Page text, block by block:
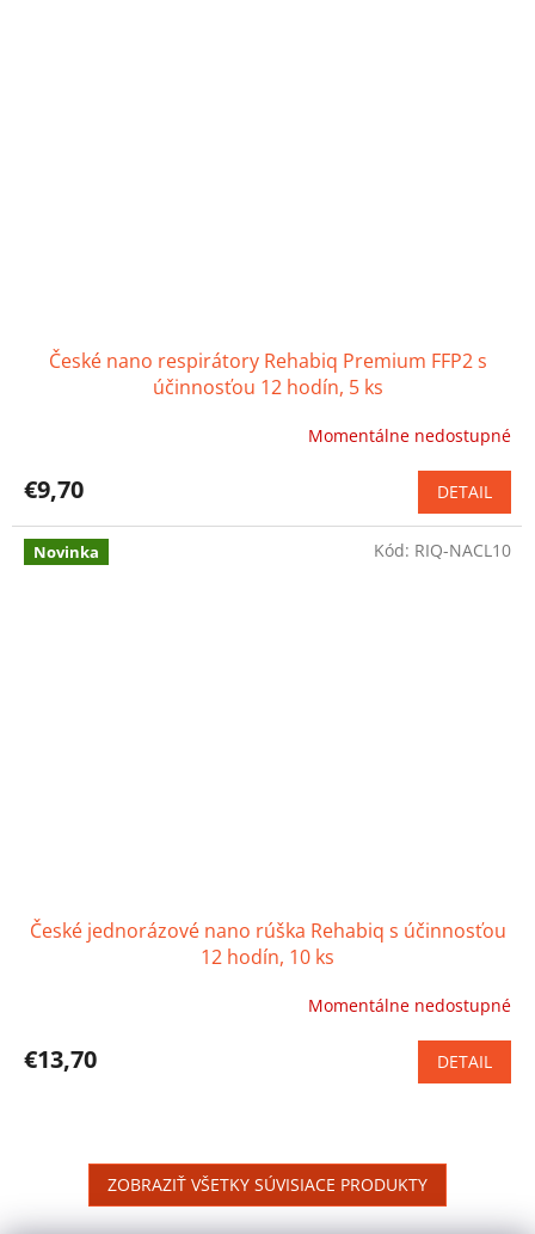
České nano respirátory Rehabiq Premium FFP2 s
účinnosťou 12 hodín, 5 ks
produktu
4,0
Momentálne nedostupné
€9,70 DETAIL
Novinka
České jednorázové nano rúška Rehabiq s účinnosťou
12 hodín, 10 ks
produktu
hviezdičiek.
Momentálne nedostupné
€13,70 DETAIL
Kód: RIQ-NACL10
ZOBRAZIŤ VŠETKY SÚVISIACE PRODUKTY